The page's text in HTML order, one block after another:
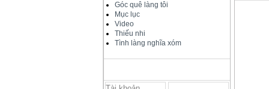
Góc quê làng tôi
Mục lục
Video
Thiếu nhi
Tình làng nghĩa xóm